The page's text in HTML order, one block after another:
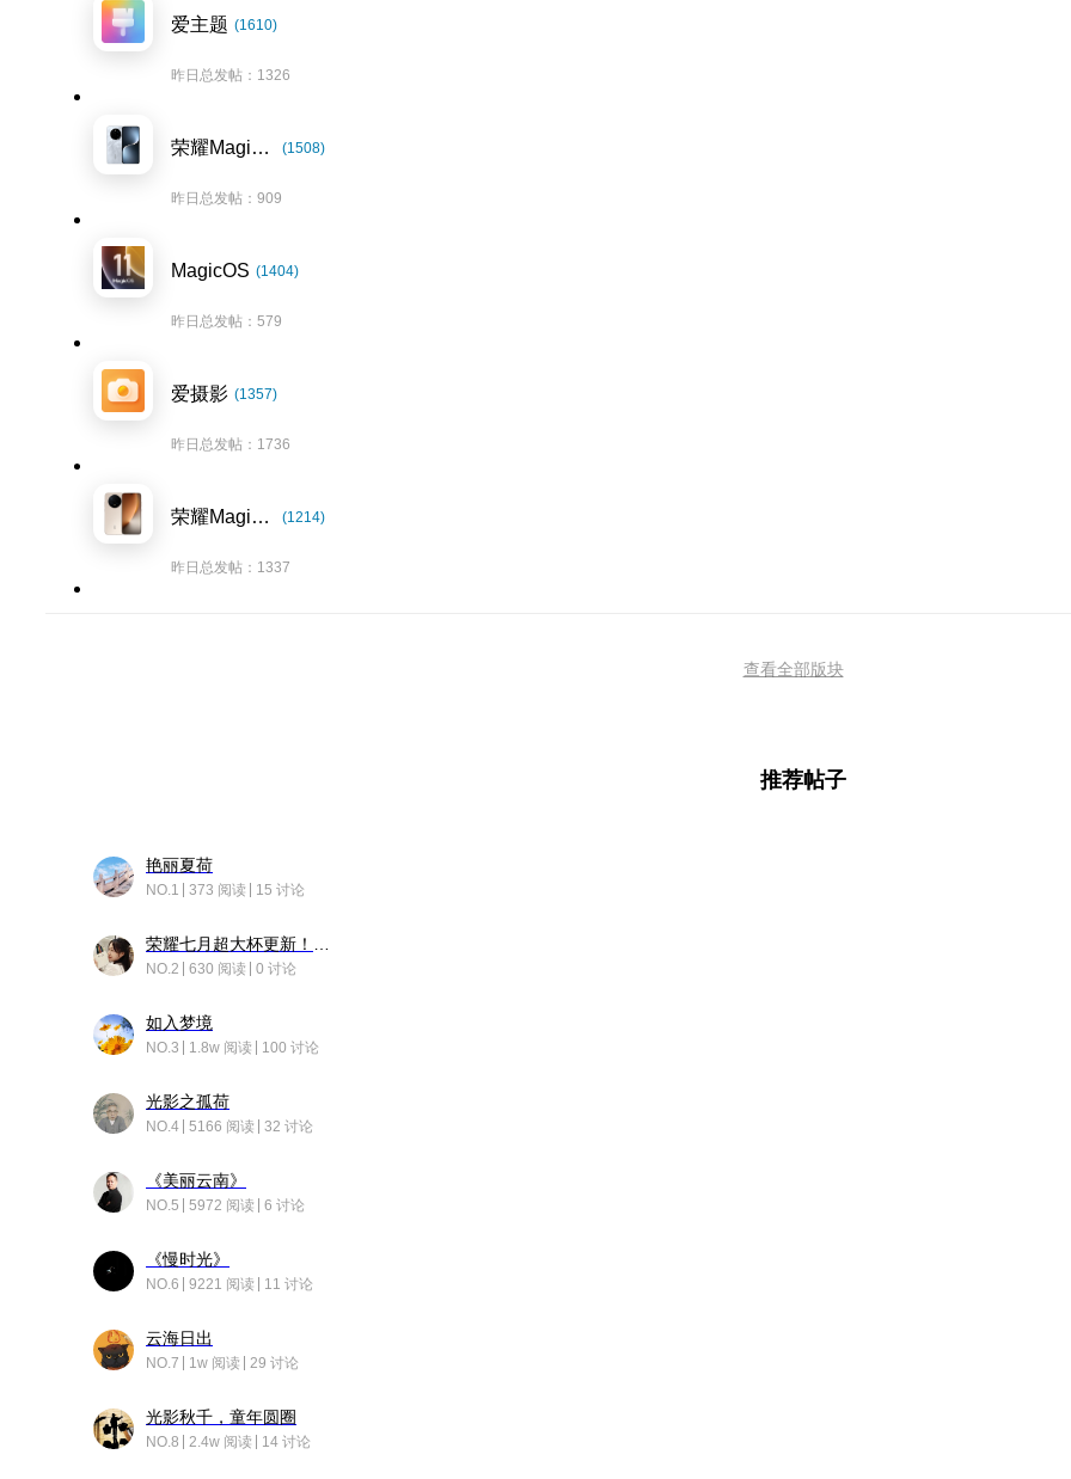
爱主题 (1610)
昨日总发帖：1326
荣耀Magic7系列 (1508)
昨日总发帖：909
MagicOS (1404)
昨日总发帖：579
爱摄影 (1357)
昨日总发帖：1736
荣耀Magic8系列 (1214)
昨日总发帖：1337
查看全部版块
推荐帖子
艳丽夏荷
NO.1 373 阅读 15 讨论
NO.2 630 阅读 0 讨论
如入梦境
NO.3 1.8w 阅读 100 讨论
光影之孤荷
NO.4 5166 阅读 32 讨论
《美丽云南》
NO.5 5972 阅读 6 讨论
《慢时光》
NO.6 9221 阅读 11 讨论
云海日出
NO.7 1w 阅读 29 讨论
光影秋千，童年圆圈
NO.8 2.4w 阅读 14 讨论